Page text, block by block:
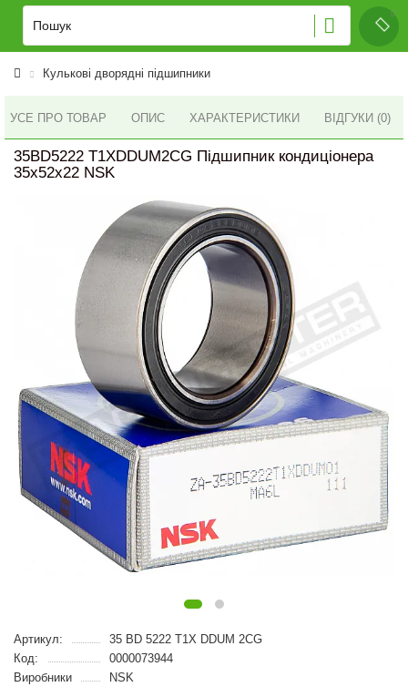
Кулькові дворядні підшипники
УСЕ ПРО ТОВАР ОПИС ХАРАКТЕРИСТИКИ ВІДГУКИ (0)
35BD5222 T1XDDUM2CG Підшипник кондиціонера
35x52x22 NSK
Артикул:
35 BD 5222 T1X DDUM 2CG
Код:
0000073944
Виробники
NSK